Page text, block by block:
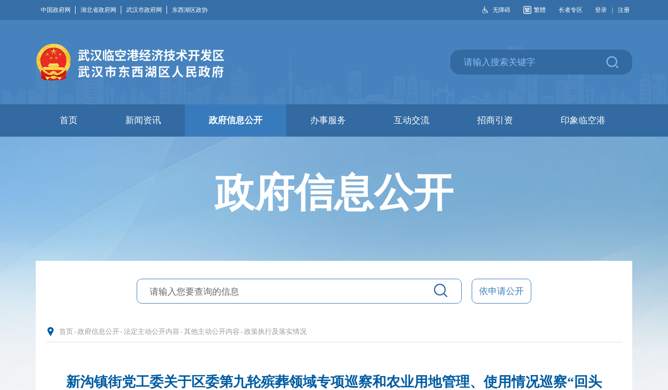
中国政府网 湖北省政府网 武汉市政府网 东西湖区政协 无障碍 繁體 长者专区 登录 注册
首页 新闻资讯 政府信息公开 办事服务 互动交流 招商引资 印象临空港
政府信息公开
依申请公开
首页 - 政府信息公开- 法定主动公开内容 - 其他主动公开内容 - 政策执行及落实情况
新沟镇街党工委关于区委第九轮殡葬领域专项巡察和农业用地管理、使用情况巡察“回头